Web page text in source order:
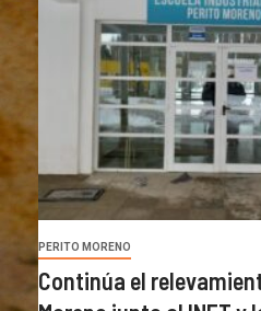
PERITO MORENO
Continúa el